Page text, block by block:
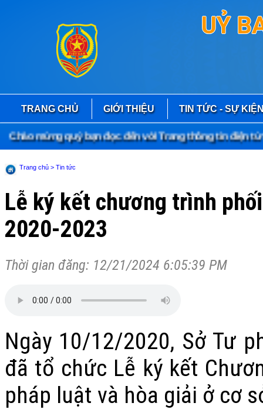
UỶ
TRANG CHỦ GIỚI THIỆU TIN TỨC - SỰ
mừng quý bạn đọc đến với Trang thông tin điện tử
Trang chủ > Tin tức
Lễ ký kết chương trình
2020-2023
Thời gian đăng: 12/21/2024 6:05:39 PM
Ngày 10/12/2020, Sở Tư
đã tổ chức Lễ ký kết
pháp luật và hòa giải ở cơ